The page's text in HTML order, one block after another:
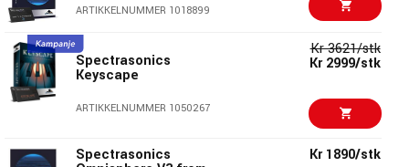
Steven Slate Trigger 2
Expansion
ARTIKKELNUMMER 1086896
Kr 944/stk
Terry Date Expansion
ARTIKKELNUMMER 1018899
Spectrasonics
Keyscape
ARTIKKELNUMMER 1050267
Kr 3621/stk
Kr 2999/stk
Spectrasonics Kr 1890/stk